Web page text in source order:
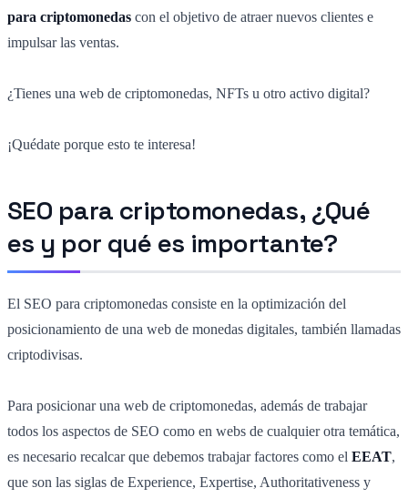
para criptomonedas con el objetivo de atraer nuevos clientes e
impulsar las ventas.
¿Tienes una web de criptomonedas, NFTs u otro activo digital?
¡Quédate porque esto te interesa!
SEO para criptomonedas, ¿Qué
es y por qué es importante?
El SEO para criptomonedas consiste en la optimización del
posicionamiento de una web de monedas digitales, también llamadas
criptodivisas.
Para posicionar una web de criptomonedas, además de trabajar
todos los aspectos de SEO como en webs de cualquier otra temática,
es necesario recalcar que debemos trabajar factores como el EEAT,
que son las siglas de Experience, Expertise, Authoritativeness y